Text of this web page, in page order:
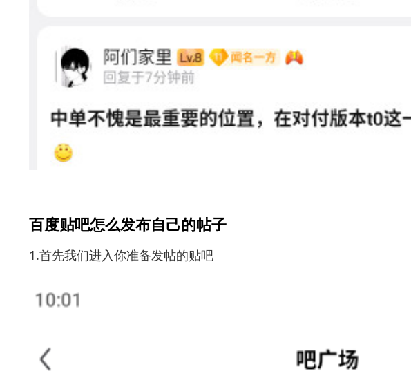
百度贴吧怎么发布自己的帖子
1.首先我们进入你准备发帖的贴吧